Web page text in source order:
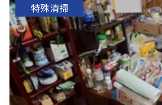
特殊清掃